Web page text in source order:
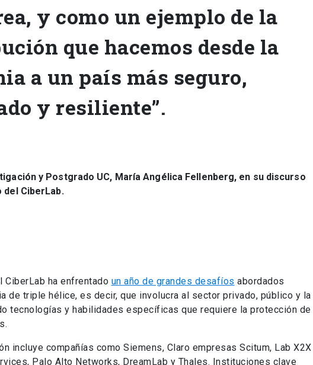
y como un ejemplo de la
que hacemos desde la
a un país más seguro,
y resiliente”.
y Postgrado UC, María Angélica Fellenberg, en su discurso
CiberLab.
CiberLab ha enfrentado un año de grandes desafíos abordados
de triple hélice, es decir, que involucra al sector privado, público y la
tecnologías y habilidades específicas que requiere la protección de
incluye compañías como Siemens, Claro empresas Scitum, Lab X2X
Palo Alto Networks, DreamLab y Thales. Instituciones clave